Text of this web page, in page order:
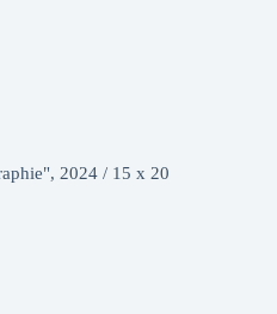
2024 / 15 x 20